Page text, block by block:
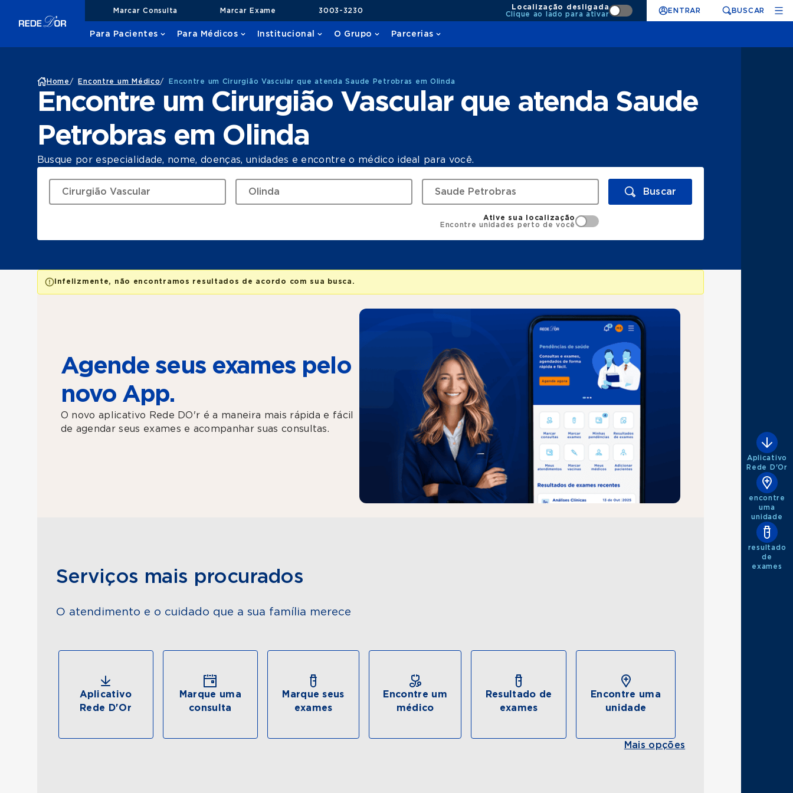
Marcar Consulta Marcar Exame 3003-3230
Localização desligada
Clique ao lado para ativar
ENTRAR BUSCAR
Para Pacientes Para Médicos Institucional O Grupo Parcerias
Home / Encontre um Médico/ Encontre um Cirurgião Vascular que atenda Saude Petrobras em Olinda
Encontre um Cirurgião Vascular que atenda Saude
Petrobras em Olinda
Busque por especialidade, nome, doenças, unidades e encontre o médico ideal para você.
Buscar
Ative sua localização
Encontre unidades perto de você
Infelizmente, não encontramos resultados de acordo com sua busca.
Agende seus exames pelo
novo App.
O novo aplicativo Rede DO'r é a maneira mais rápida e fácil
de agendar seus exames e acompanhar suas consultas.
Serviços mais procurados
O atendimento e o cuidado que a sua família merece
Aplicativo
Rede D'Or
Marque uma
consulta
Marque seus
exames
Encontre um
médico
Resultado de
exames
Encontre uma
unidade
Mais opções
Aplicativo
Rede D'Or
encontre
uma
unidade
resultado
de
exames